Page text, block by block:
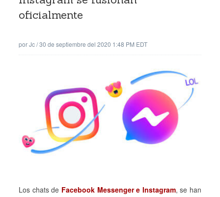
oficialmente
porJc/30 de septiembre del 2020 1:48 PM EDT
Los chats de Facebook Messenger e Instagram, se han